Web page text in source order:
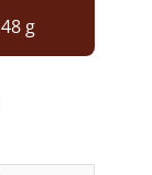
48 g